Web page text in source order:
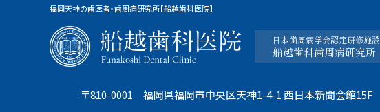
福岡天神の歯医者・歯周病研究所【船越歯科医院】
日本歯周病学会認定研修施設
船越歯科歯周病研究所
〒810-0001 福岡県福岡市中央区天神1-4-1 西日本新聞会館15F